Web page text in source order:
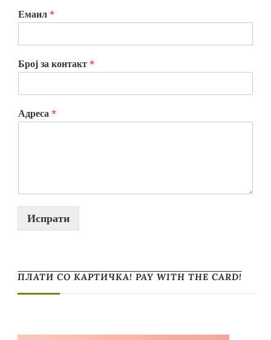
Емаил *
Број за контакт *
Адреса *
Испрати
ПЛАТИ СО КАРТИЧКА! PAY WITH THE CARD!